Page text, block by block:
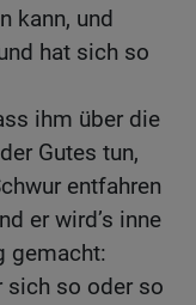
kann, und
hat sich so
ihm über die
Gutes tun,
entfahren
er wird’s inne
gemacht:
sich so oder so